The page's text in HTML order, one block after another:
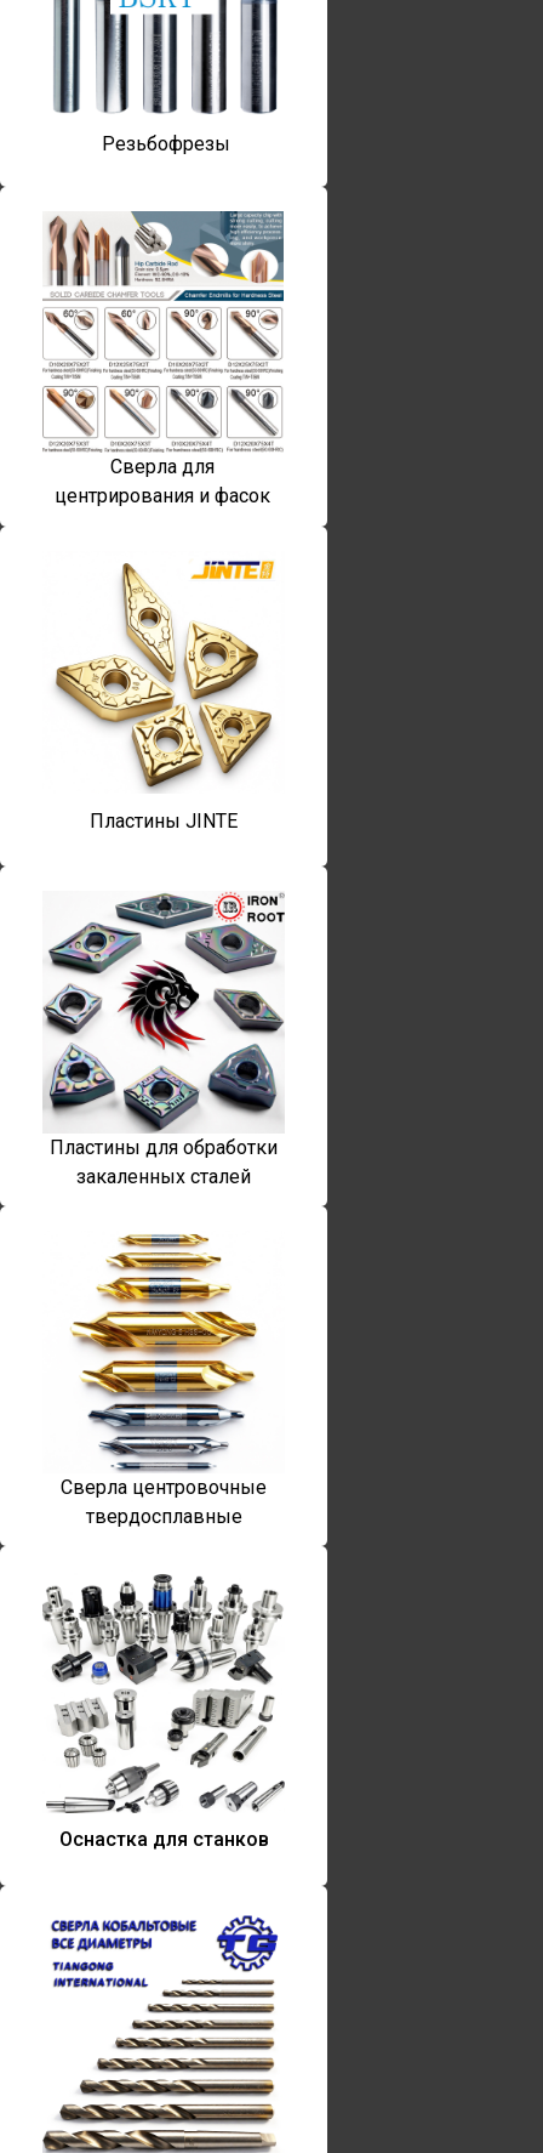
Резьбофрезы
Сверла для
центрирования и фасок
Пластины JINTE
Пластины для обработки
закаленных сталей
Сверла центровочные
твердосплавные
Оснастка для станков